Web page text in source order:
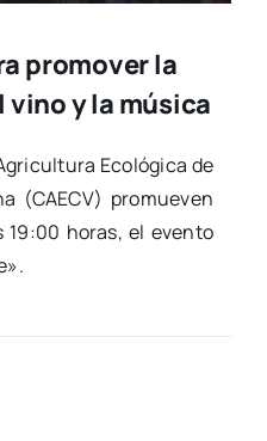
promover la
y la música
Eco­ló­gi­ca de
(CAECV) pro­mue­ven
19:00 horas, el even­to